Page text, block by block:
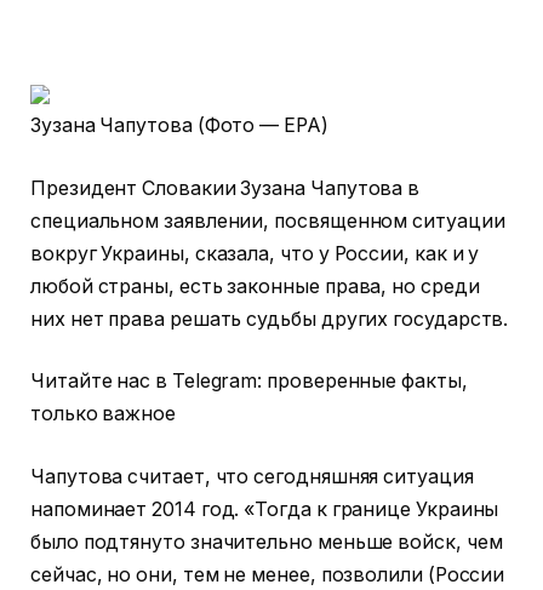
Зузана Чапутова (Фото — EPA)
Президент Словакии Зузана Чапутова в
специальном заявлении, посвященном ситуации
вокруг Украины, сказала, что у России, как и у
любой страны, есть законные права, но среди
них нет права решать судьбы других государств.
Читайте нас в Telegram: проверенные факты,
только важное
Чапутова считает, что сегодняшняя ситуация
напоминает 2014 год. «Тогда к границе Украины
было подтянуто значительно меньше войск, чем
сейчас, но они, тем не менее, позволили (России